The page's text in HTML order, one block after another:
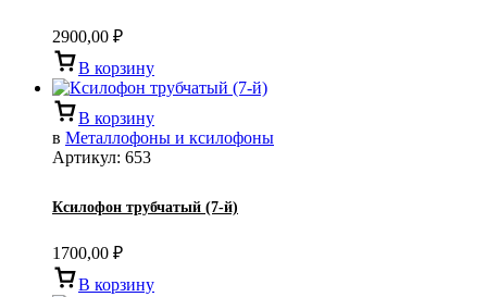
2900,00 ₽
В корзину
В корзину
в Металлофоны и ксилофоны
Артикул: 653
Ксилофон трубчатый (7-й)
1700,00 ₽
В корзину